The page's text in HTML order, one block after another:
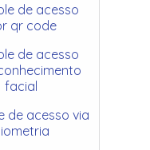
de acesso
qr code
de acesso
facial
de acesso via